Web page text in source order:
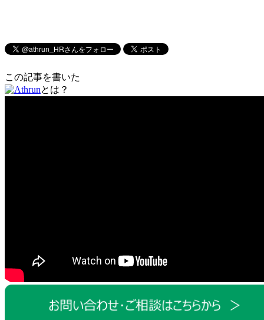
この記事を書いた
とは？